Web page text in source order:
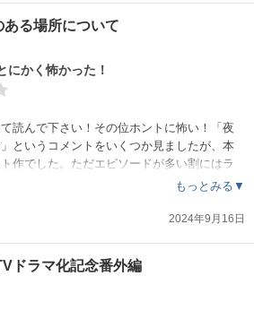
ある場所について
にかく怖かった！
読んで下さい！その位ホントに怖い！「夜
というコメントをいくつか見ましたが、本
作でした。ただエピソードが多い割にはラ
回収は今ひとつ。？？？となり考察をあち
もっとみる▼
2024年9月16日
ドラマ化記念番外編